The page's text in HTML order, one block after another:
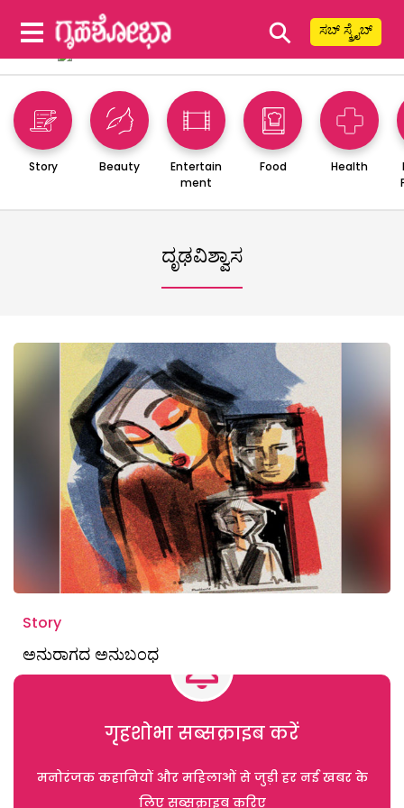
⚲ ಸಬ್ ಸ್ಕ್ರೈಬ್
Story Beauty
Entertain
ment
Food Health
ದೃಢವಿಶ್ವಾಸ
Story
ಅನುರಾಗದ ಅನುಬಂಧ
गृहशोभा सब्सक्राइब करें
मनोरंजक कहानियों और महिलाओं से जुड़ी हर नई खबर के
लिए सब्सक्राइब करिए